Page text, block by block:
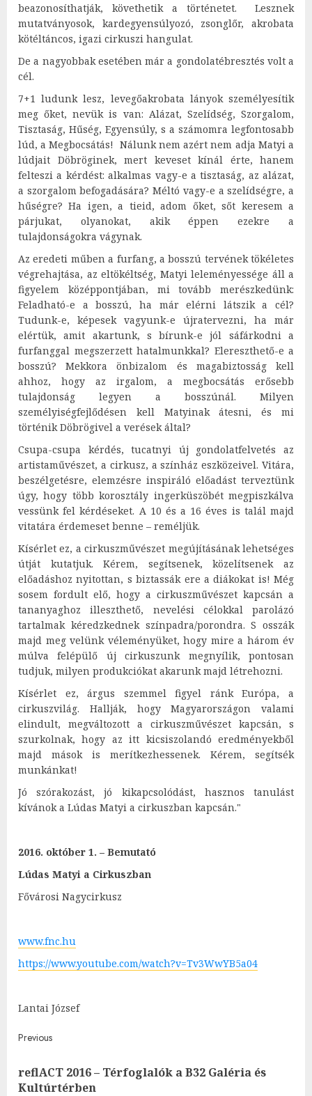
beazonosíthatják, követhetik a történetet. Lesznek
mutatványosok, kardegyensúlyozó, zsonglőr, akrobata
kötéltáncos, igazi cirkuszi hangulat.
De a nagyobbak esetében már a gondolatébresztés volt a
cél.
7+1 ludunk lesz, levegőakrobata lányok személyesítik
meg őket, nevük is van: Alázat, Szelídség, Szorgalom,
Tisztaság, Hűség, Egyensúly, s a számomra legfontosabb
lúd, a Megbocsátás! Nálunk nem azért nem adja Matyi a
lúdjait Döbröginek, mert keveset kínál érte, hanem
felteszi a kérdést: alkalmas vagy-e a tisztaság, az alázat,
a szorgalom befogadására? Méltó vagy-e a szelídségre, a
hűségre? Ha igen, a tieid, adom őket, sőt keresem a
párjukat, olyanokat, akik éppen ezekre a
tulajdonságokra vágynak.
Az eredeti műben a furfang, a bosszú tervének tökéletes
végrehajtása, az eltökéltség, Matyi leleményessége áll a
figyelem középpontjában, mi tovább merészkedünk:
Feladható-e a bosszú, ha már elérni látszik a cél?
Tudunk-e, képesek vagyunk-e újratervezni, ha már
elértük, amit akartunk, s bírunk-e jól sáfárkodni a
furfanggal megszerzett hatalmunkkal? Elereszthető-e a
bosszú? Mekkora önbizalom és magabiztosság kell
ahhoz, hogy az irgalom, a megbocsátás erősebb
tulajdonság legyen a bosszúnál. Milyen
személyiségfejlődésen kell Matyinak átesni, és mi
történik Döbrögivel a verések által?
Csupa-csupa kérdés, tucatnyi új gondolatfelvetés az
artistaművészet, a cirkusz, a színház eszközeivel. Vitára,
beszélgetésre, elemzésre inspiráló előadást terveztünk
úgy, hogy több korosztály ingerküszöbét megpiszkálva
vessünk fel kérdéseket. A 10 és a 16 éves is talál majd
vitatára érdemeset benne – reméljük.
Kísérlet ez, a cirkuszművészet megújításának lehetséges
útját kutatjuk. Kérem, segítsenek, közelítsenek az
előadáshoz nyitottan, s biztassák ere a diákokat is! Még
sosem fordult elő, hogy a cirkuszművészet kapcsán a
tananyaghoz illeszthető, nevelési célokkal parolázó
tartalmak kéredzkednek színpadra/porondra. S osszák
majd meg velünk véleményüket, hogy mire a három év
múlva felépülő új cirkuszunk megnyílik, pontosan
tudjuk, milyen produkciókat akarunk majd létrehozni.
Kísérlet ez, árgus szemmel figyel ránk Európa, a
cirkuszvilág. Hallják, hogy Magyarországon valami
elindult, megváltozott a cirkuszművészet kapcsán, s
szurkolnak, hogy az itt kicsiszolandó eredményekből
majd mások is merítkezhessenek. Kérem, segítsék
munkánkat!
Jó szórakozást, jó kikapcsolódást, hasznos tanulást
kívánok a Lúdas Matyi a cirkuszban kapcsán."
2016. október 1. – Bemutató
Lúdas Matyi a Cirkuszban
Fővárosi Nagycirkusz
www.fnc.hu
https://www.youtube.com/watch?v=Tv3WwYB5a04
Lantai József
Post
navigation
Previous
reflACT 2016 – Térfoglalók a B32 Galéria és
Kultúrtérben